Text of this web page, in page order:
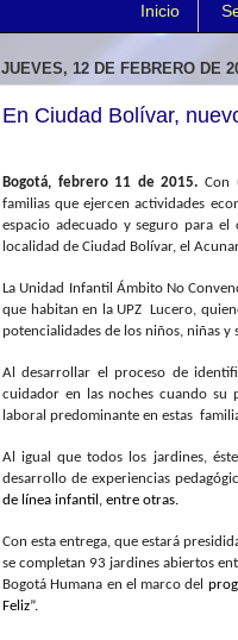
Inicio
JUEVES, 12 DE FEBRERO DE
En Ciudad Bolívar,
Bogotá, febrero 11 de 2015.Con
familias que ejercen actividades
espacio adecuado y seguro para
localidad de Ciudad Bolívar, el
La Unidad Infantil Ámbito No
que habitan en la UPZ Lucero,
potencialidades de los niños, niñas y
Al desarrollar el proceso de
cuidador en las noches cuando su
laboral predominante en estas
Al igual que todos los jardines, éste
desarrollo de experiencias
de línea infantil, entre otras.
Con esta entrega, que estará
se completan 93 jardines abiertos
Bogotá Humana en el marco del
Feliz”.